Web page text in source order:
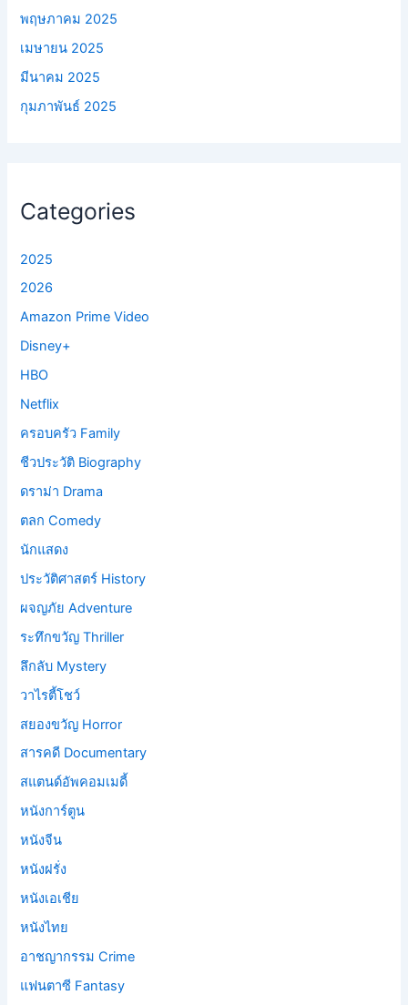
พฤษภาคม 2025
เมษายน 2025
มีนาคม 2025
กุมภาพันธ์ 2025
Categories
2025
2026
Amazon Prime Video
Disney+
HBO
Netflix
ครอบครัว Family
ชีวประวัติ Biography
ดราม่า Drama
ตลก Comedy
นักแสดง
ประวัติศาสตร์ History
ผจญภัย Adventure
ระทึกขวัญ Thriller
ลึกลับ Mystery
วาไรตี้โชว์
สยองขวัญ Horror
สารคดี Documentary
สแตนด์อัพคอมเมดี้
หนังการ์ตูน
หนังจีน
หนังฝรั่ง
หนังเอเชีย
หนังไทย
อาชญากรรม Crime
แฟนตาซี Fantasy